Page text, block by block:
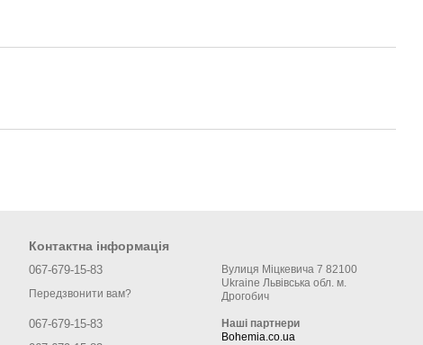
Контактна інформація
067-679-15-83
Передзвонити вам?
067-679-15-83
Вулиця Міцкевича 7 82100
Ukraine Львівська обл. м.
Дрогобич
Наші партнери
Bohemia.co.ua